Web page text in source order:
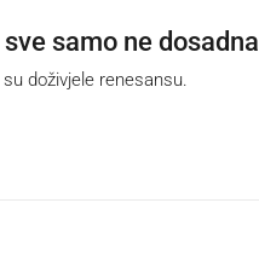
samo ne dosadna
doživjele renesansu.